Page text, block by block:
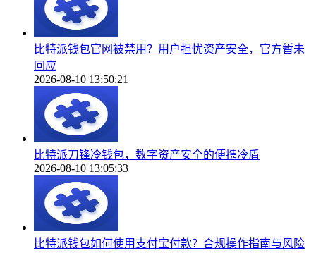
比特派钱包官网被禁用？用户担忧资产安全，官方暂未
回应
2026-08-10 13:50:21
比特派刀锋冷钱包，数字资产安全的便携冷盾
2026-08-10 13:05:33
比特派钱包如何使用支付宝付款？合规操作指南与风险